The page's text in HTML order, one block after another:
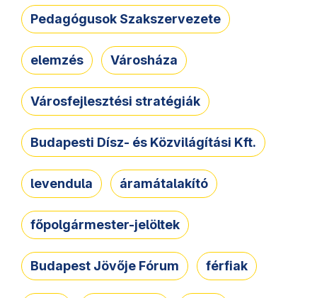
Pedagógusok Szakszervezete
elemzés Városháza
Városfejlesztési stratégiák
Budapesti Dísz- és Közvilágítási Kft.
levendula áramátalakító
főpolgármester-jelöltek
Budapest Jövője Fórum férfiak